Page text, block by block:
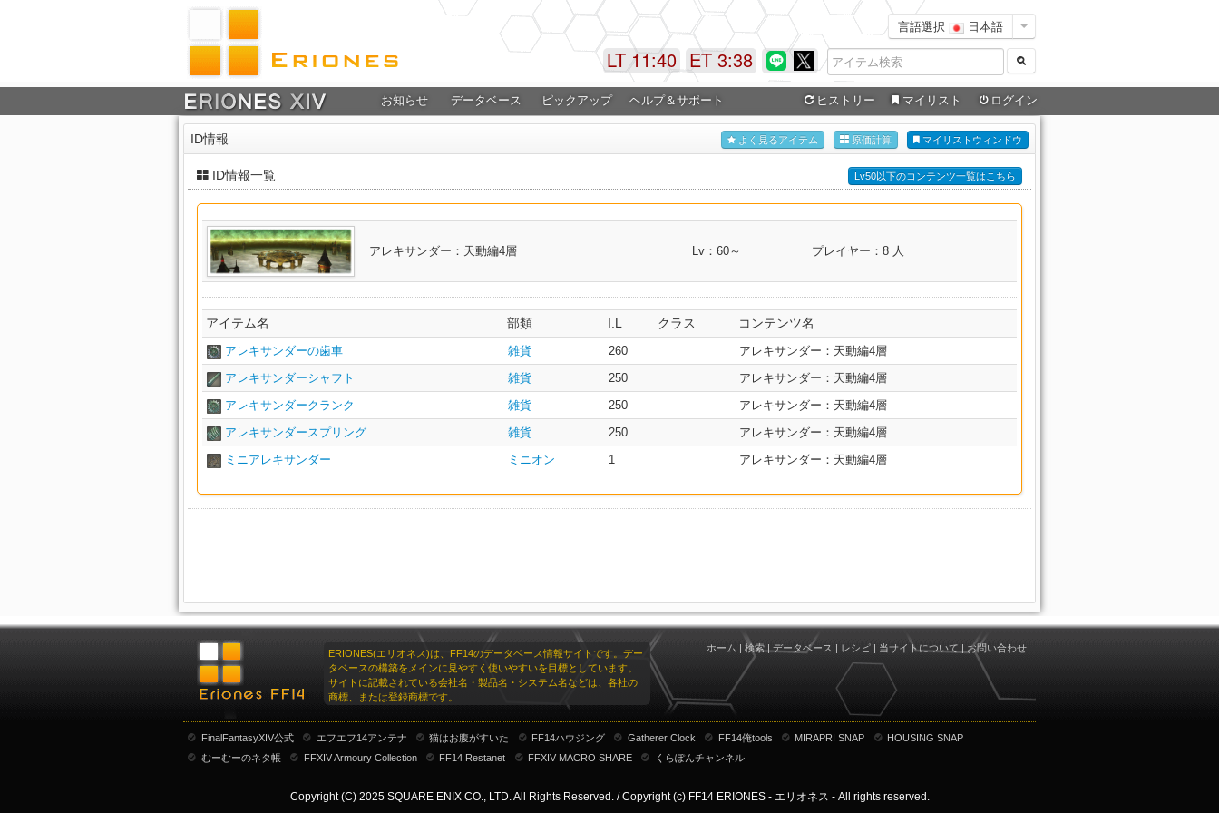
言語選択 日本語
ET 3:39
LT 11:40
お知らせ データベース ピックアップ ヘルプ＆サポート ヒストリー マイリスト ログイン
ID情報 マイリストウィンドウ
原価計算
よく見るアイテム
ID情報一覧 Lv50以下のコンテンツ一覧はこちら
アレキサンダー：天動編4層 Lv：60～ プレイヤー：8 人
アイテム名 部類 I.L クラス コンテンツ名
アレキサンダーの歯車 雑貨 260
アレキサンダー：天動編4層
アレキサンダーシャフト
雑貨 250
アレキサンダー：天動編4層
アレキサンダークランク
雑貨 250
アレキサンダー：天動編4層
アレキサンダースプリング
雑貨 250
アレキサンダー：天動編4層
ミニアレキサンダー
ミニオン 1 アレキサンダー：天動編4層
ERIONES(エリオネス)は、FF14のデータベース情報サイトです。デー
タベースの構築をメインに見やすく使いやすいを目標としています。
サイトに記載されている会社名・製品名・システム名などは、各社の
商標、または登録商標です。
ホーム | 検索| データベース | レシピ | 当サイトについて | お問い合わせ
FinalFantasyXIV公式 エフエフ14アンテナ 猫はお腹がすいた FF14ハウジング Gatherer Clock FF14俺tools MIRAPRI SNAP
HOUSING SNAP
むーむーのネタ帳
FFXIV Armoury Collection FF14 Restanet FFXIV MACRO SHARE くらぽんチャンネル
Copyright (C) 2025 SQUARE ENIX CO., LTD. All Rights Reserved. / Copyright (c) FF14 ERIONES - エリオネス - All rights reserved.